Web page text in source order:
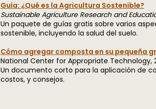
Guía: ¿Qué es la Agricultura Sostenible?
Sustainable Agriculture Research and
Un paquete de guías gratis sobre varios
sostenible, incluyendo la salud del suelo.
Cómo agregar composta en su pequeña
National Center for Appropriate Technology,
Un documento corto para la aplicación de
costos, y consejos.